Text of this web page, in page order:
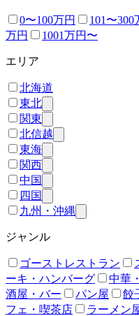
0〜100万円 101〜300
万円
1001万円〜
エリア
北海道
東北
関東
北信越
東海
関西
中国
四国
九州・沖縄
ジャンル
ゴーストレストラン
ーキ・ハンバーグ
中華
酒屋・バー
パン屋 餃
フェ・喫茶店
ラーメン